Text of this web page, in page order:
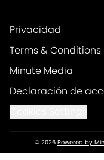
Privacidad
Terms & Conditions
Minute Media
Declaración de
© 2026 Powered by